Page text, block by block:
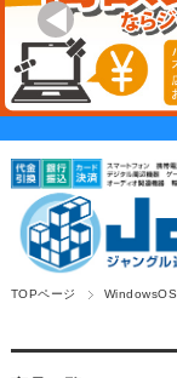
TOPページ WindowsOS